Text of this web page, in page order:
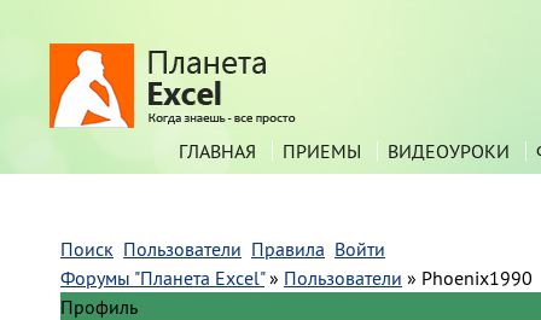
ГЛАВНАЯ ПРИЕМЫ ВИДЕОУРОКИ
Поиск Пользователи Правила Войти
Форумы "Планета Excel" » Пользователи » Phoenix1990
Профиль